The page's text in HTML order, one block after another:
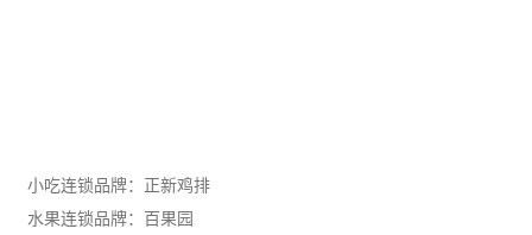
小吃连锁品牌：正新鸡排
水果连锁品牌：百果园